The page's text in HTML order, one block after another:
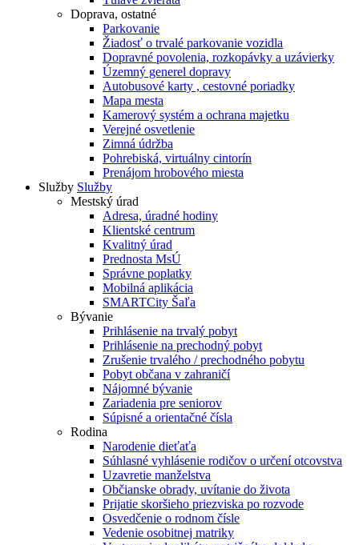
Doprava, ostatné
Parkovanie
Žiadosť o trvalé parkovanie vozidla
Dopravné povolenia, rozkopávky a uzávierky
Územný generel dopravy
Autobusové karty , cestovné poriadky
Mapa mesta
Kamerový systém a ochrana majetku
Verejné osvetlenie
Zimná údržba
Pohrebiská, virtuálny cintorín
Prenájom hrobového miesta
Služby Služby
Mestský úrad
Adresa, úradné hodiny
Klientské centrum
Kvalitný úrad
Prednosta MsÚ
Správne poplatky
Mobilná aplikácia
SMARTCity Šaľa
Bývanie
Prihlásenie na trvalý pobyt
Prihlásenie na prechodný pobyt
Zrušenie trvalého / prechodného pobytu
Pobyt občana v zahraničí
Nájomné bývanie
Zariadenia pre seniorov
Súpisné a orientačné čísla
Rodina
Narodenie dieťaťa
Súhlasné vyhlásenie rodičov o určení otcovstva
Uzavretie manželstva
Občianske obrady, uvítanie do života
Prijatie skoršieho priezviska po rozvode
Osvedčenie o rodnom čísle
Vedenie osobitnej matriky